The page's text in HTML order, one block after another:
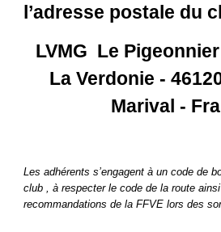
l’adresse postale du
LVMG Le
La Verdonie -
Marival -
Les adhérents s’engagent à un code de
club , à respecter le code de la route
recommandations de la FFVE lors des